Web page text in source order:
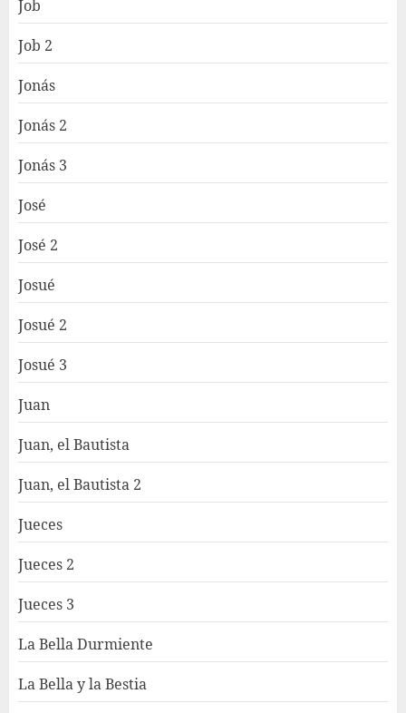
Job
Job 2
Jonás
Jonás 2
Jonás 3
José
José 2
Josué
Josué 2
Josué 3
Juan
Juan, el Bautista
Juan, el Bautista 2
Jueces
Jueces 2
Jueces 3
La Bella Durmiente
La Bella y la Bestia